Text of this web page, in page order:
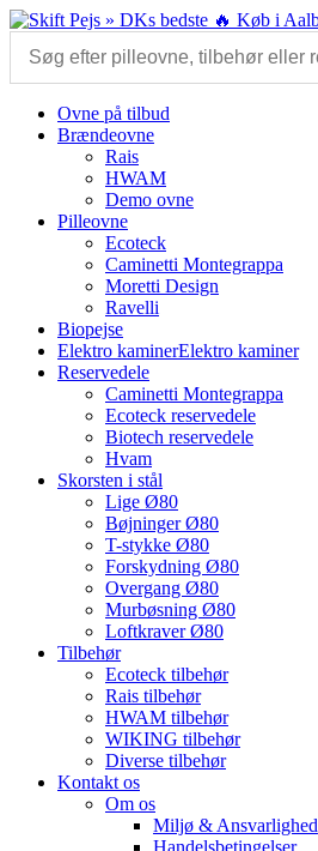
Skip
content
Ovne på tilbud
Brændeovne
Rais
HWAM
Demo ovne
Pilleovne
Ecoteck
Caminetti Montegrappa
Moretti Design
Ravelli
Biopejse
Elektro kaminerElektro kaminer
Reservedele
Caminetti Montegrappa
Ecoteck reservedele
Biotech reservedele
Hvam
Skorsten i stål
Lige Ø80
Bøjninger Ø80
T-stykke Ø80
Forskydning Ø80
Overgang Ø80
Murbøsning Ø80
Loftkraver Ø80
Tilbehør
Ecoteck tilbehør
Rais tilbehør
HWAM tilbehør
WIKING tilbehør
Diverse tilbehør
Kontakt os
Om os
Miljø & Ansvarlighed
Handelsbetingelser